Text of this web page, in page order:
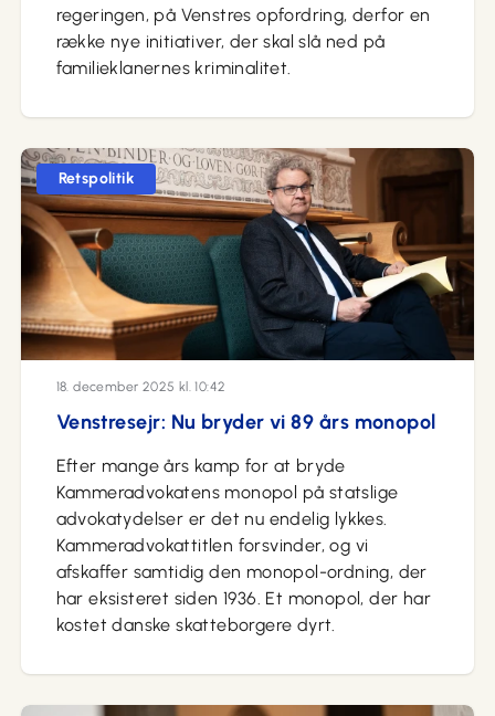
regeringen, på Venstres opfordring, derfor en
række nye initiativer, der skal slå ned på
familieklanernes kriminalitet.
Retspolitik
18. december 2025 kl. 10:42
Venstresejr: Nu bryder vi 89 års monopol
Efter mange års kamp for at bryde
Kammeradvokatens monopol på statslige
advokatydelser er det nu endelig lykkes.
Kammeradvokattitlen forsvinder, og vi
afskaffer samtidig den monopol-ordning, der
har eksisteret siden 1936. Et monopol, der har
kostet danske skatteborgere dyrt.